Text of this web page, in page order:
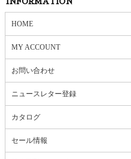
HOME
MY ACCOUNT
お問い合わせ
ニュースレター登録
カタログ
セール情報